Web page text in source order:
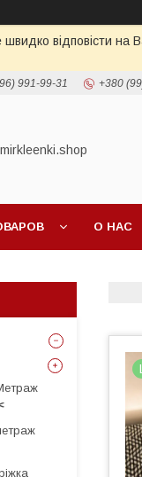
відповісти на
991-99-31 +380
О НАС